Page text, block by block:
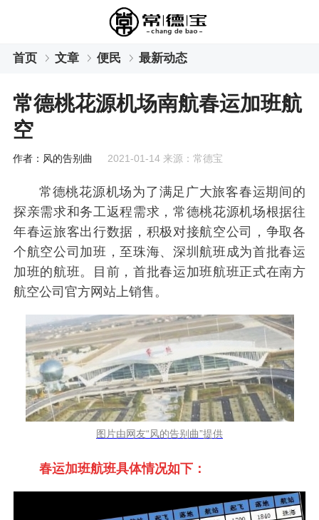
首页 文章 便民 最新动态
常德桃花源机场南航春运加班航
空
作者：风的告别曲 2021-01-14 来源：常德宝
常德桃花源机场为了满足广大旅客春运期间的
探亲需求和务工返程需求，常德桃花源机场根据往
年春运旅客出行数据，积极对接航空公司，争取各
个航空公司加班，至珠海、深圳航班成为首批春运
加班的航班。目前，首批春运加班航班正式在南方
航空公司官方网站上销售。
图片由网友“风的告别曲”提供
春运加班航班具体情况如下：